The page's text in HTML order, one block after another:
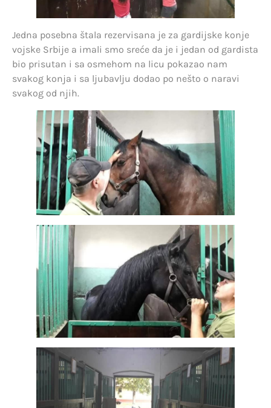
Jedna posebna štala rezervisana je za gardijske konje
vojske Srbije a imali smo sreće da je i jedan od gardista
bio prisutan i sa osmehom na licu pokazao nam
svakog konja i sa ljubavlju dodao po nešto o naravi
svakog od njih.